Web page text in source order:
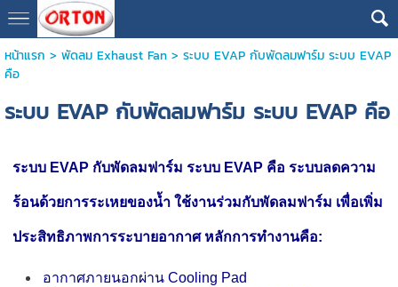
หน้าแรก > พัดลม Exhaust Fan> ระบบ EVAP กับพัดลมฟาร์ม ระบบ EVAP
คือ
ระบบ EVAP กับพัดลมฟาร์ม ระบบ EVAP คือ
ระบบ EVAP กับพัดลมฟาร์มระบบ EVAP คือ ระบบลดความ
ร้อนด้วยการระเหยของน้ำ ใช้งานร่วมกับพัดลมฟาร์ม เพื่อเพิ่ม
ประสิทธิภาพการระบายอากาศ หลักการทำงานคือ:
อากาศภายนอกผ่าน Cooling Pad